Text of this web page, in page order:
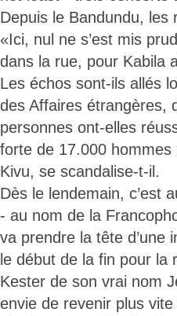
Depuis le Bandundu,
«Ici, nul ne s’est mis
dans la rue, pour Kabila
Les échos sont-ils allés
des Affaires étrangères,
personnes ont-elles
forte de 17.000
Kivu, se scandalise-t-il.
Dès le lendemain, c’est
- au nom de la
va prendre la tête d’une
le début de la fin pour la
Kester de son vrai nom
envie de revenir plus